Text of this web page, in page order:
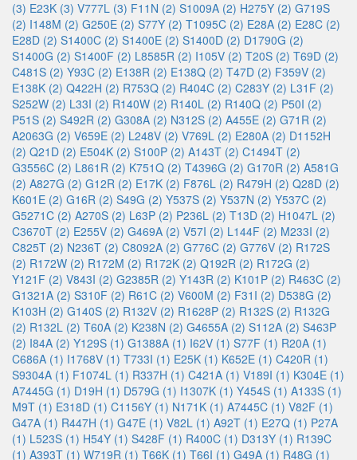
(3) E23K (3) V777L (3) F11N (2) S1009A (2) H275Y (2) G719S
(2) I148M (2) G250E (2) S77Y (2) T1095C (2) E28A (2) E28C (2)
E28D (2) S1400C (2) S1400E (2) S1400D (2) D1790G (2)
S1400G (2) S1400F (2) L8585R (2) I105V (2) T20S (2) T69D (2)
C481S (2) Y93C (2) E138R (2) E138Q (2) T47D (2) F359V (2)
E138K (2) Q422H (2) R753Q (2) R404C (2) C283Y (2) L31F (2)
S252W (2) L33I (2) R140W (2) R140L (2) R140Q (2) P50I (2)
P51S (2) S492R (2) G308A (2) N312S (2) A455E (2) G71R (2)
A2063G (2) V659E (2) L248V (2) V769L (2) E280A (2) D1152H
(2) Q21D (2) E504K (2) S100P (2) A143T (2) C1494T (2)
G3556C (2) L861R (2) K751Q (2) T4396G (2) G170R (2) A581G
(2) A827G (2) G12R (2) E17K (2) F876L (2) R479H (2) Q28D (2)
K601E (2) G16R (2) S49G (2) Y537S (2) Y537N (2) Y537C (2)
G5271C (2) A270S (2) L63P (2) P236L (2) T13D (2) H1047L (2)
C3670T (2) E255V (2) G469A (2) V57I (2) L144F (2) M233I (2)
C825T (2) N236T (2) C8092A (2) G776C (2) G776V (2) R172S
(2) R172W (2) R172M (2) R172K (2) Q192R (2) R172G (2)
Y121F (2) V843I (2) G2385R (2) Y143R (2) K101P (2) R463C (2)
G1321A (2) S310F (2) R61C (2) V600M (2) F31I (2) D538G (2)
K103H (2) G140S (2) R132V (2) R1628P (2) R132S (2) R132G
(2) R132L (2) T60A (2) K238N (2) G4655A (2) S112A (2) S463P
(2) I84A (2) Y129S (1) G1388A (1) I62V (1) S77F (1) R20A (1)
C686A (1) I1768V (1) T733I (1) E25K (1) K652E (1) C420R (1)
S9304A (1) F1074L (1) R337H (1) C421A (1) V189I (1) K304E (1)
A7445G (1) D19H (1) D579G (1) I1307K (1) Y454S (1) A133S (1)
M9T (1) E318D (1) C1156Y (1) N171K (1) A7445C (1) V82F (1)
G47A (1) R447H (1) G47E (1) V82L (1) A92T (1) E27Q (1) P27A
(1) L523S (1) H54Y (1) S428F (1) R400C (1) D313Y (1) R139C
(1) A393T (1) W719R (1) T66K (1) T66I (1) G49A (1) R48G (1)